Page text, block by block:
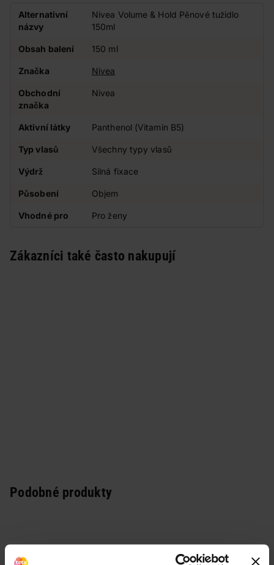
Alternativní
názvy
Nivea Volume & Hold Pěnové tužidlo
150ml
Obsah balení 150 ml
Značka Nivea
Obchodní
značka
Nivea
Aktivní látky Panthenol (Vitamin B5)
Typ vlasů Všechny typy vlasů
Výdrž Silná fixace
Působení Objem
Vhodné pro Pro ženy
Zákazníci také často nakupují
Podobné produkty